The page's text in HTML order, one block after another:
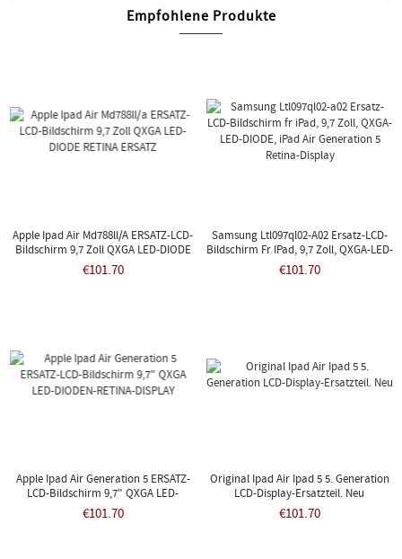
Empfohlene Produkte
Apple Ipad Air Md788ll/a ERSATZ-LCD-
Bildschirm 9,7 Zoll QXGA LED-DIODE
RETINA ERSATZ
€101.70
Samsung Ltl097ql02-A02 Ersatz-LCD-
Bildschirm Fr IPad, 9,7 Zoll, QXGA-LED-
DIODE, IPad Air Generation 5 Retina-
Display
€101.70
Apple Ipad Air Generation 5 ERSATZ-
LCD-Bildschirm 9,7" QXGA LED-
DIODEN-RETINA-DISPLAY
€101.70
Original Ipad Air Ipad 5 5. Generation
LCD-Display-Ersatzteil. Neu
€101.70